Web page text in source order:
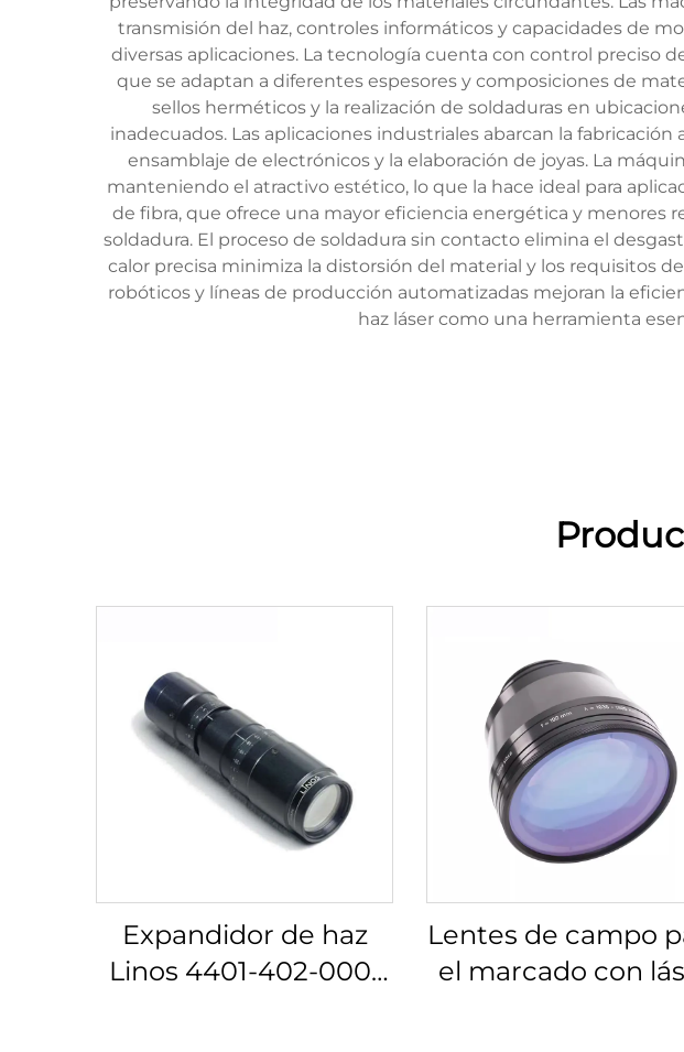
transmisión del haz, controles informáticos y capacidades de
diversas aplicaciones. La tecnología cuenta con control preciso
que se adaptan a diferentes espesores y composiciones de
sellos herméticos y la realización de soldaduras en
inadecuados. Las aplicaciones industriales abarcan la
ensamblaje de electrónicos y la elaboración de joyas. La
manteniendo el atractivo estético, lo que la hace ideal para
de fibra, que ofrece una mayor eficiencia energética y
soldadura. El proceso de soldadura sin contacto elimina el
calor precisa minimiza la distorsión del material y los requisitos
robóticos y líneas de producción automatizadas mejoran la
haz láser como una herramienta
Expandidor de haz
Linos 4401-402-000-
Lentes de campo
el marcado con